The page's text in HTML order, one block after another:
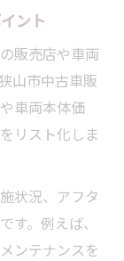
ポイント
備術
コツを解説
術のポイン
スを徹底比
ート体制と
ント
販売店や車両
山市中古車販
車両本体価
リスト化しま
状況、アフタ
。例えば、
ンテナンスを